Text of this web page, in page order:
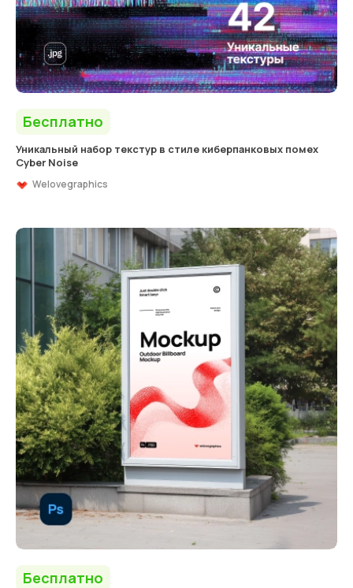
Бесплатно
Уникальный набор текстур в стиле киберпанковых помех
Cyber Noise
Welovegraphics
Бесплатно